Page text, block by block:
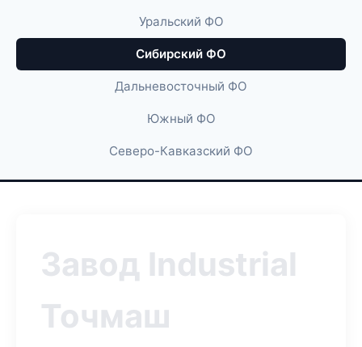
Уральский ФО
Сибирский ФО
Дальневосточный ФО
Южный ФО
Северо-Кавказский ФО
Завод Industrial
Точмаш